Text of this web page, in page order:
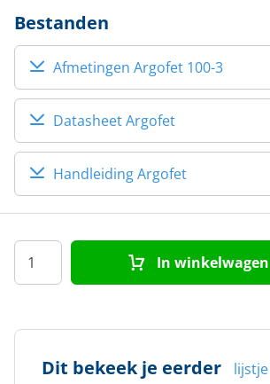
Bestanden
Afmetingen Argofet 100-3
Datasheet Argofet
Handleiding Argofet
In winkelwagen
Dit bekeek je eerder